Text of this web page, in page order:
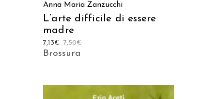
Anna Maria Zanzucchi
L’arte difficile di essere
madre
7,50€
7,13€
Brossura